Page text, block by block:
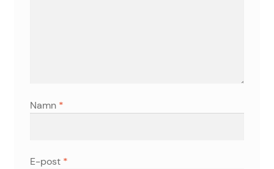
Namn *
E-post *